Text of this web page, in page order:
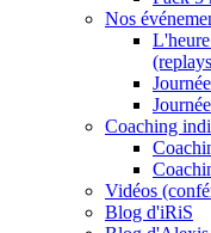
Nos
Coaching
Vidéos
Blog d'iRiS